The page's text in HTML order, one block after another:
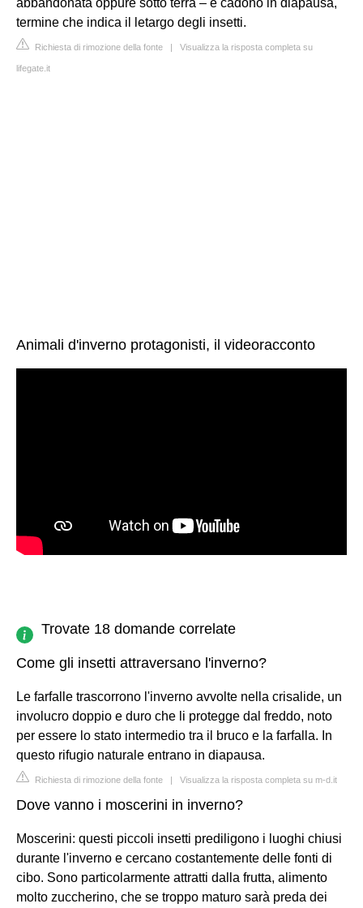
abbandonata oppure sotto terra – e cadono in diapausa,
termine che indica il letargo degli insetti.
Richiesta di rimozione della fonte | Visualizza la risposta completa su
lifegate.it
Animali d'inverno protagonisti, il videoracconto
Trovate 18 domande correlate
Come gli insetti attraversano l'inverno?
Le farfalle trascorrono l'inverno avvolte nella crisalide, un
involucro doppio e duro che li protegge dal freddo, noto
per essere lo stato intermedio tra il bruco e la farfalla. In
questo rifugio naturale entrano in diapausa.
Richiesta di rimozione della fonte | Visualizza la risposta completa su m-d.it
Dove vanno i moscerini in inverno?
Moscerini: questi piccoli insetti prediligono i luoghi chiusi
durante l'inverno e cercano costantemente delle fonti di
cibo. Sono particolarmente attratti dalla frutta, alimento
molto zuccherino, che se troppo maturo sarà preda dei